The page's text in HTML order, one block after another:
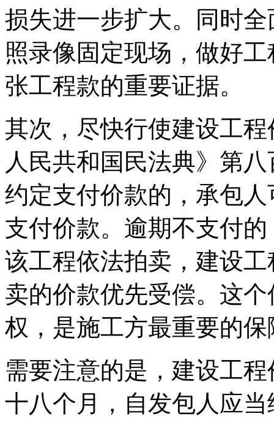
损失进一步扩大。同时
照录像固定现场，做好
张工程款的重要证据。
其次，尽快行使建设工
人民共和国民法典》第
约定支付价款的，承包
支付价款。逾期不支付
该工程依法拍卖，建设
卖的价款优先受偿。这
权，是施工方最重要的保
需要注意的是，建设工
十八个月，自发包人应